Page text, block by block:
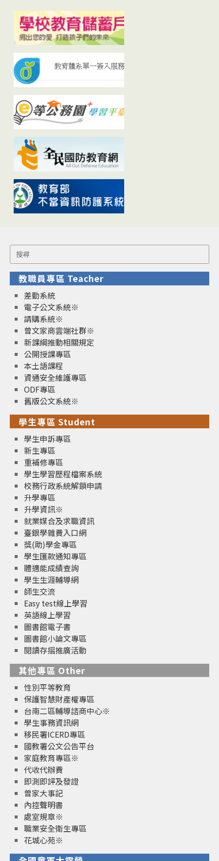
Search
for:
教職員專區 Teacher
差勤系統
電子公文系統※
請購系統※
曾文家商雲端社群※
新課綱推動相關規定
公開授課專區
本土語課程
資通安全維護專區
ODF專區
舊版公文系統※
學生專區 Student
學生申訴專區
新生專區
重補修專區
學生學習歷程檔案系統
校務行政系統解鎖申請
升學專區
升學資訊※
就業媒合及求職資訊
臺銀學雜費入口網
獎(助)學金專區
學生匯款通知專區
體適能成績查詢
學生生涯輔導網
師生交流
Easy test線上學習
英語線上學習
圖書館電子書
圖書館小論文專區
閱讀存摺推廣活動
其他專區 Other
性別平等教育
保護智慧財產權專區
台南二區輔導諮商中心※
學生事務資訊網
移民署ICERD專區
國教署公文公告平台
家庭教育專區※
代收代辦費
即測即評及發證
曾家大事記
內控聲明書
處室規章※
職業安全衛生專區
花城心苑※